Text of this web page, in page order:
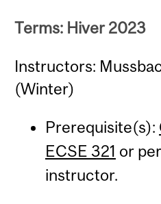
Terms: Hiver 2023
Instructors:
(Winter)
Prerequisite(s):
ECSE 321 or
instructor.